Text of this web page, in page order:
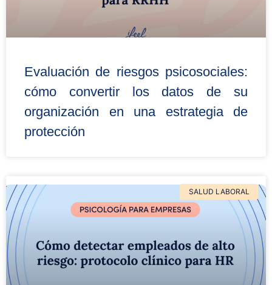
Evaluación de riesgos psicosociales:
cómo convertir los datos de su
organización en una estrategia de
protección
SALUD LABORAL